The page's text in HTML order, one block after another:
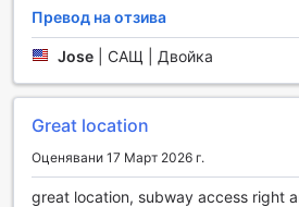
спокойствие по време на престоя
безупречно обслужване с 24-
пране и химическо чистене, които
налични сейфове в стаите, а
услугите е винаги на
Превод на отзива
Jose САЩ | Двойка
Great location
Оценявани 17 Март 2026 г.
great location, subway access right